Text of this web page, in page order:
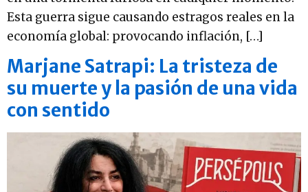
Esta guerra sigue causando estragos reales en la
economía global: provocando inflación, […]
Marjane Satrapi: La tristeza de
su muerte y la pasión de una vida
con sentido